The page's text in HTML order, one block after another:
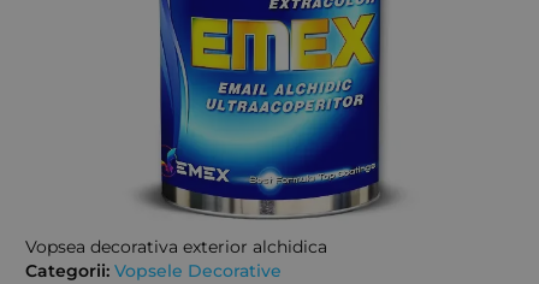
Vopsea decorativa exterior alchidica
Categorii: Vopsele Decorative